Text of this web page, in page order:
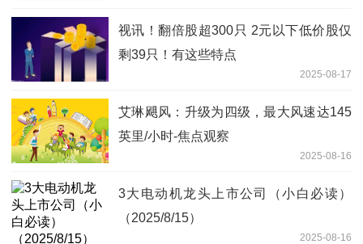
视讯！翻倍股超300只 2元以下低价股仅
剩39只！有这些特点
2025-08-17
艾琳飓风：升级为四级，最大风速达145
英里/小时-焦点观察
2025-08-16
3大电动机龙头上市公司（小白必读）
（2025/8/15）
2025-08-16